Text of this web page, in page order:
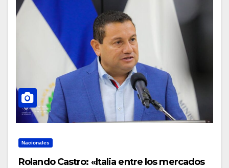
Nacionales
Rolando Castro: «Italia entre los mercados